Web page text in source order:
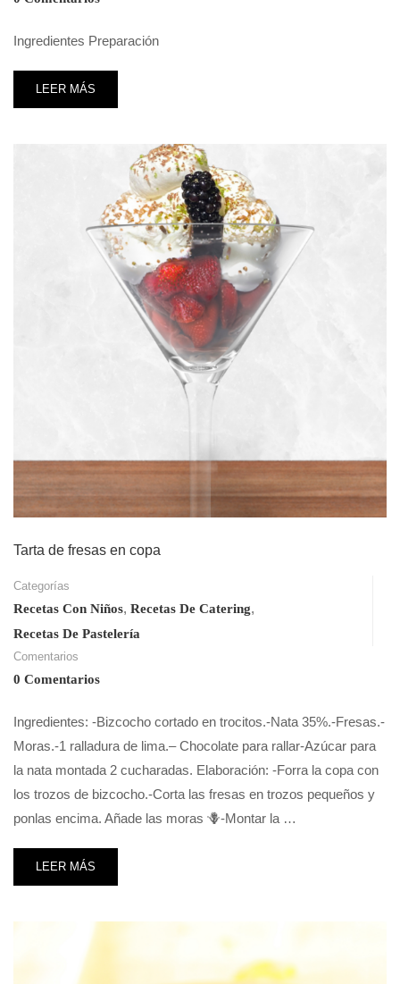
Ingredientes Preparación
LEER MÁS
Tarta de fresas en copa
Categorías
Recetas Con Niños, Recetas De Catering,
Recetas De Pastelería
Comentarios
0 Comentarios
Ingredientes: -Bizcocho cortado en trocitos.-Nata 35%.-Fresas.-
Moras.-1 ralladura de lima.– Chocolate para rallar-Azúcar para
la nata montada 2 cucharadas. Elaboración: -Forra la copa con
los trozos de bizcocho.-Corta las fresas en trozos pequeños y
ponlas encima. Añade las moras 🪻-Montar la …
LEER MÁS